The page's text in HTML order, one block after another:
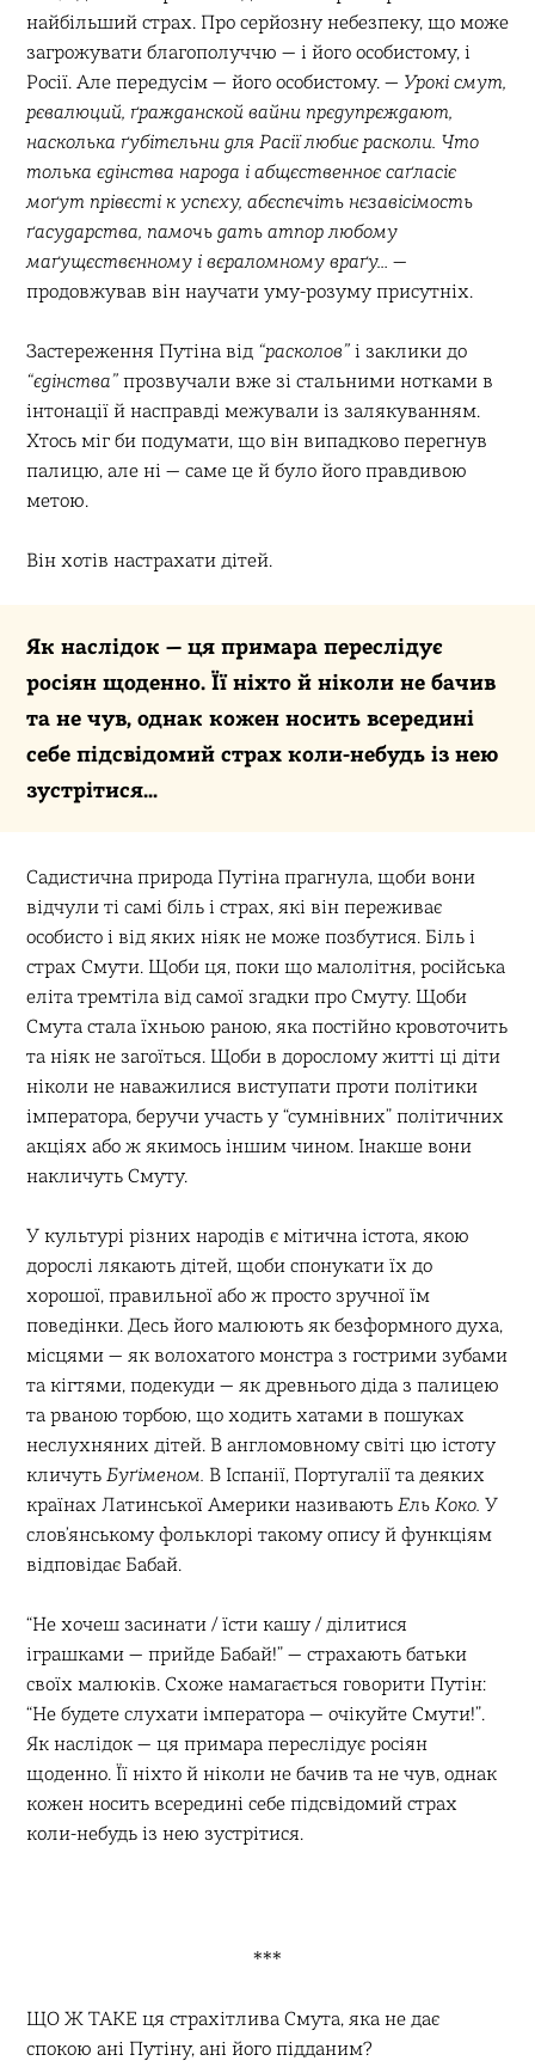
найбільший страх. Про серйозну небезпеку, що може
загрожувати благополуччю — і його особистому, і
Росії. Але передусім — його особистому.— Урокі смут,
рєвалюций, ґражданской вайни прєдупрєждают,
насколька ґубітєльни для Расії любиє расколи. Что
толька єдінства народа і абщєственноє саґласіє
моґут прівєсті к успєху, абєспєчіть нєзавісімость
ґасударства, памочь дать атпор любому
маґущєствєнному і вєраломному враґу… —
продовжував він научати уму-розуму присутніх.
Застереження Путіна від “расколов”і заклики до
“єдінства”прозвучали вже зі стальними нотками в
інтонації й насправді межували із залякуванням.
Хтось міг би подумати, що він випадково перегнув
палицю, але ні — саме це й було його правдивою
метою.
Він хотів настрахати дітей.
Як наслідок — ця примара переслідує
росіян щоденно. Її ніхто й ніколи не бачив
та не чув, однак кожен носить всередині
себе підсвідомий страх коли-небудь із нею
зустрітися…
Садистична природа Путіна прагнула, щоби вони
відчули ті самі біль і страх, які він переживає
особисто і від яких ніяк не може позбутися. Біль і
страх Смути. Щоби ця, поки що малолітня, російська
еліта тремтіла від самої згадки про Смуту. Щоби
Смута стала їхньою раною, яка постійно кровоточить
та ніяк не загоїться. Щоби в дорослому житті ці діти
ніколи не наважилися виступати проти політики
імператора, беручи участь у “сумнівних” політичних
акціях або ж якимось іншим чином. Інакше вони
накличуть Смуту.
У культурі різних народів є мітична істота, якою
дорослі лякають дітей, щоби спонукати їх до
хорошої, правильної або ж просто зручної їм
поведінки. Десь його малюють як безформного духа,
місцями — як волохатого монстра з гострими зубами
та кігтями, подекуди — як древнього діда з палицею
та рваною торбою, що ходить хатами в пошуках
неслухняних дітей. В англомовному світі цю істоту
кличутьБуґіменом. В Іспанії, Португалії та деяких
країнах Латинської Америки називаютьЕль Коко. У
слов’янському фольклорі такому опису й функціям
відповідає Бабай.
“Не хочеш засинати / їсти кашу / ділитися
іграшками — прийде Бабай!” — страхають батьки
своїх малюків. Схоже намагається говорити Путін:
“Не будете слухати імператора — очікуйте Смути!”.
Як наслідок — ця примара переслідує росіян
щоденно. Її ніхто й ніколи не бачив та не чув, однак
кожен носить всередині себе підсвідомий страх
коли-небудь із нею зустрітися.
***
ЩО Ж ТАКЕ ця страхітлива Смута, яка не дає
спокою ані Путіну, ані його підданим?